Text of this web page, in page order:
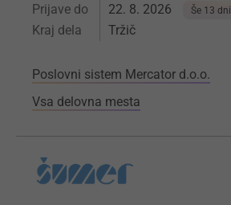
Prijave do 22. 8. 2026 Še 13 dni
Kraj dela Tržič
Poslovni sistem Mercator d.o.o.
Vsa delovna mesta